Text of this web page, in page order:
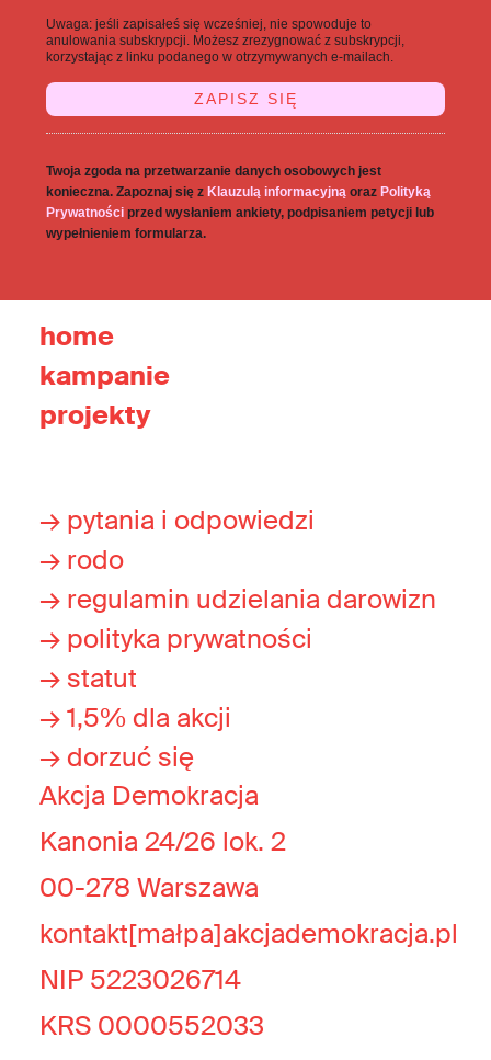
Uwaga: jeśli zapisałeś się wcześniej, nie spowoduje to
anulowania subskrypcji. Możesz zrezygnować z subskrypcji,
korzystając z linku podanego w otrzymywanych e-mailach.
Twoja zgoda na przetwarzanie danych osobowych jest
konieczna. Zapoznaj się z Klauzulą informacyjną oraz Polityką
Prywatności przed wysłaniem ankiety, podpisaniem petycji lub
wypełnieniem formularza.
home
kampanie
projekty
→ pytania i odpowiedzi
→ rodo
→ regulamin udzielania darowizn
→ polityka prywatności
→ statut
→ 1,5% dla akcji
→ dorzuć się
Akcja Demokracja
Kanonia 24/26 lok. 2
00-278 Warszawa
kontakt[małpa]akcjademokracja.pl
NIP 5223026714
KRS 0000552033